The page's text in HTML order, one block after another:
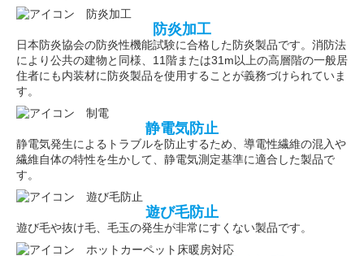
防炎加工
日本防炎協会の防炎性機能試験に合格した防炎製品です。消防法
により公共の建物と同様、11階または31m以上の高層階の一般居
住者にも内装材に防炎製品を使用することが義務づけられていま
す。
静電気防止
静電気発生によるトラブルを防止するため、導電性繊維の混入や
繊維自体の特性を生かして、静電気測定基準に適合した製品で
す。
遊び毛防止
遊び毛や抜け毛、毛玉の発生が非常にすくない製品です。